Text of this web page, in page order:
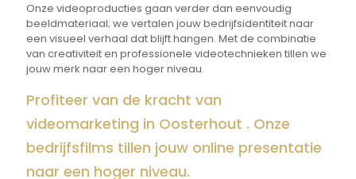
Onze videoproducties gaan verder dan eenvoudig
beeldmateriaal; we vertalen jouw bedrijfsidentiteit naar
een visueel verhaal dat blijft hangen. Met de combinatie
van creativiteit en professionele videotechnieken tillen we
jouw merk naar een hoger niveau.
Profiteer van de kracht van
videomarketing in Oosterhout . Onze
bedrijfsfilms tillen jouw online presentatie
naar een hoger niveau.